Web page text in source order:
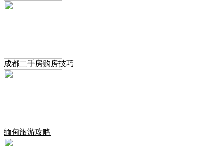
成都二手房购房技巧
缅甸旅游攻略